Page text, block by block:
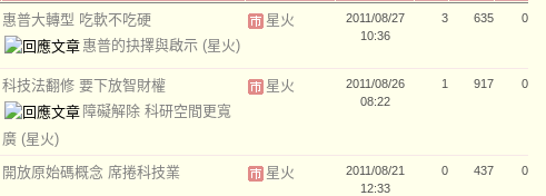
惠普大轉型 吃軟不吃硬
惠普的抉擇與啟示 (星火)
星火
2011/08/27
10:36
3 635 0
科技法翻修 要下放智財權
障礙解除 科研空間更寬
廣 (星火)
星火
2011/08/26
08:22
1 917 0
開放原始碼概念 席捲科技業 星火
2011/08/21
12:33
0 437 0